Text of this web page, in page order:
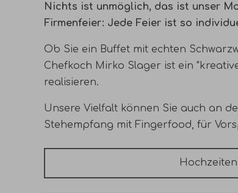
Nichts ist unmöglich, das ist unser
Firmenfeier: Jede Feier ist so
Ob Sie ein Buffet mit echten
Chefkoch Mirko Slager ist ein
realisieren.
Unsere Vielfalt können Sie auch an
Stehempfang mit Fingerfood, für